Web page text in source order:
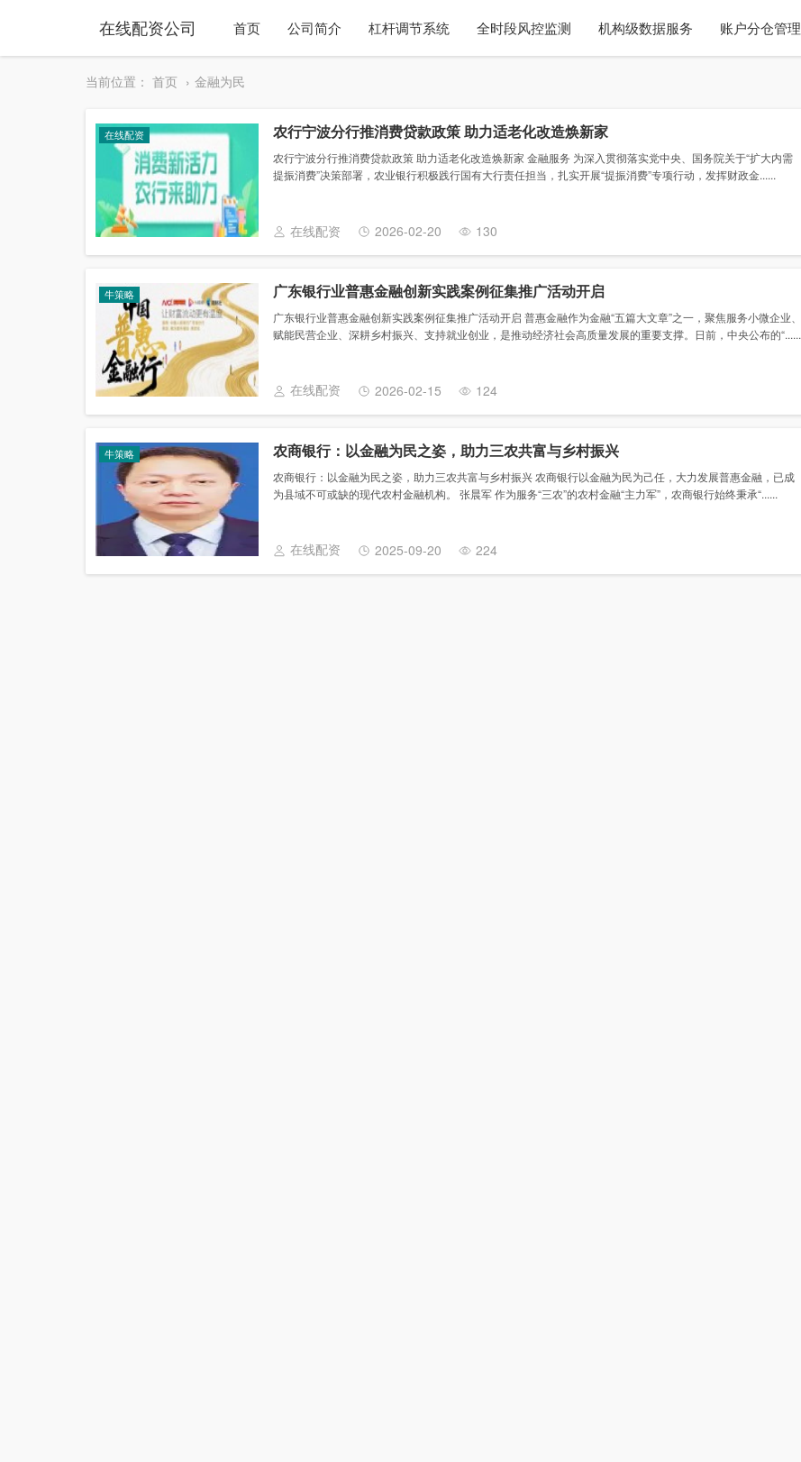
在线配资公司 首页 公司简介 杠杆调节系统 全时段风控监测 机构级数据服务 账户分仓管理
当前位置： 首页 金融为民
在线配资 农行宁波分行推消费贷款政策 助力适老化改造焕新家
农行宁波分行推消费贷款政策 助力适老化改造焕新家 金融服务 为深入贯彻落实党中央、国务院关于“扩大内需
提振消费”决策部署，农业银行积极践行国有大行责任担当，扎实开展“提振消费”专项行动，发挥财政金......
在线配资 2026-02-20 130
牛策略 广东银行业普惠金融创新实践案例征集推广活动开启
广东银行业普惠金融创新实践案例征集推广活动开启 普惠金融作为金融“五篇大文章”之一，聚焦服务小微企业、
赋能民营企业、深耕乡村振兴、支持就业创业，是推动经济社会高质量发展的重要支撑。日前，中央公布的“......
在线配资 2026-02-15 124
牛策略 农商银行：以金融为民之姿，助力三农共富与乡村振兴
农商银行：以金融为民之姿，助力三农共富与乡村振兴 农商银行以金融为民为己任，大力发展普惠金融，已成
为县域不可或缺的现代农村金融机构。 张晨军 作为服务“三农”的农村金融“主力军”，农商银行始终秉承“......
在线配资 2025-09-20 224